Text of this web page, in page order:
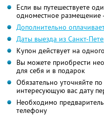
Если вы путешествуете
одноместное размещение
Дополнительно
Даты выезда из Санкт-
Купон действует на
Вы можете приобрести
для себя и в подарок
Обязательно уточняйте
интересующую вас дату
Необходимо
телефону